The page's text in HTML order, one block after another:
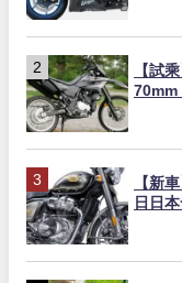
【試
70mm
【新
日日